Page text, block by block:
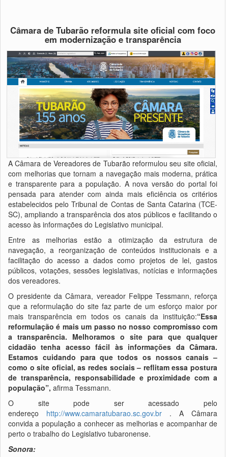
Câmara de Tubarão reformula site oficial com foco
em modernização e transparência
A Câmara de Vereadores de Tubarão reformulou seu site oficial,
com melhorias que tornam a navegação mais moderna, prática
e transparente para a população. A nova versão do portal foi
pensada para atender com ainda mais eficiência os critérios
estabelecidos pelo Tribunal de Contas de Santa Catarina (TCE-
SC), ampliando a transparência dos atos públicos e facilitando o
acesso às informações do Legislativo municipal.
Entre as melhorias estão a otimização da estrutura de
navegação, a reorganização de conteúdos institucionais e a
facilitação do acesso a dados como projetos de lei, gastos
públicos, votações, sessões legislativas, notícias e informações
dos vereadores.
O presidente da Câmara, vereador Felippe Tessmann, reforça
que a reformulação do site faz parte de um esforço maior por
mais transparência em todos os canais da instituição:“Essa
reformulação é mais um passo no nosso compromisso com
a transparência. Melhoramos o site para que qualquer
cidadão tenha acesso fácil às informações da Câmara.
Estamos cuidando para que todos os nossos canais –
como o site oficial, as redes sociais – reflitam essa postura
de transparência, responsabilidade e proximidade com a
população”, afirma Tessmann.
O site pode ser acessado pelo
endereço http://www.camaratubarao.sc.gov.br . A Câmara
convida a população a conhecer as melhorias e acompanhar de
perto o trabalho do Legislativo tubaronense.
Sonora: